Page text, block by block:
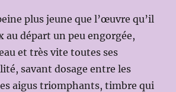
plus jeune que l’œuvre qu’il
au départ un peu engorgée,
et très vite toutes ses
savant dosage entre les
aigus triomphants, timbre qui